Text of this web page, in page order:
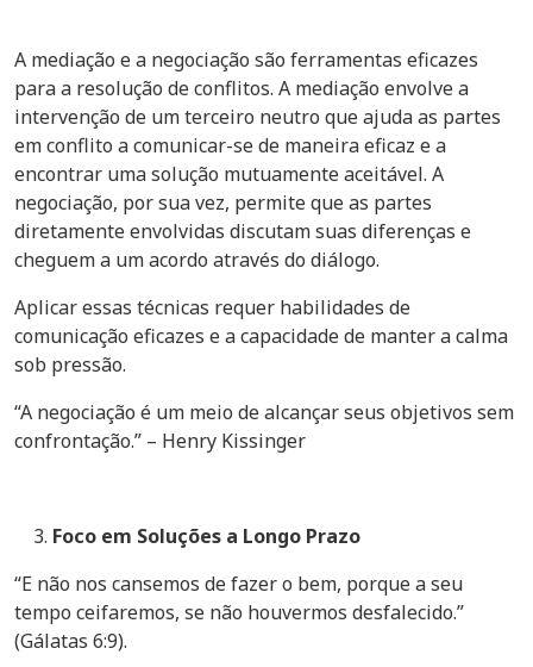
A mediação e a negociação são ferramentas eficazes
para a resolução de conflitos. A mediação envolve a
intervenção de um terceiro neutro que ajuda as partes
em conflito a comunicar-se de maneira eficaz e a
encontrar uma solução mutuamente aceitável. A
negociação, por sua vez, permite que as partes
diretamente envolvidas discutam suas diferenças e
cheguem a um acordo através do diálogo.
Aplicar essas técnicas requer habilidades de
comunicação eficazes e a capacidade de manter a calma
sob pressão.
“A negociação é um meio de alcançar seus objetivos sem
confrontação.” – Henry Kissinger
Foco em Soluções a Longo Prazo
“E não nos cansemos de fazer o bem, porque a seu
tempo ceifaremos, se não houvermos desfalecido.”
(Gálatas 6:9).